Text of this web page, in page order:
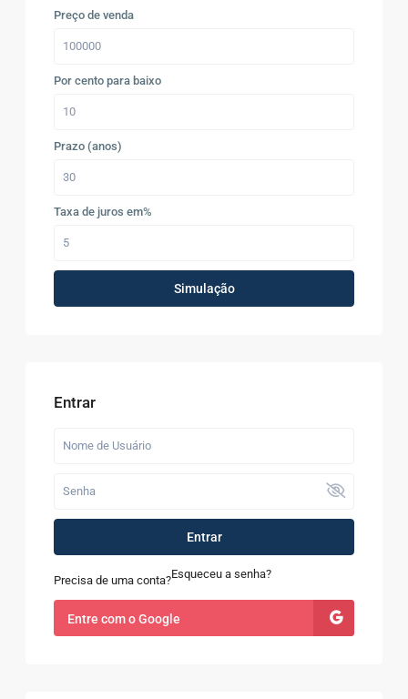
Preço de venda
Por cento para baixo
Prazo (anos)
Taxa de juros em%
Simulação
Entrar
Entrar
Precisa de uma conta?Esqueceu a senha?
Entre com o Google